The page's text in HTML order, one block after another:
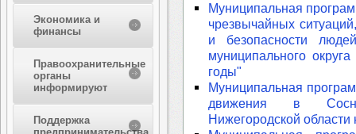
Экономика и
финансы
Правоохранительные
органы
информируют
Поддержка
Муниципальная
чрезвычайных
и безопасности
муниципального
годы"
Муниципальная
движения в
Нижегородской